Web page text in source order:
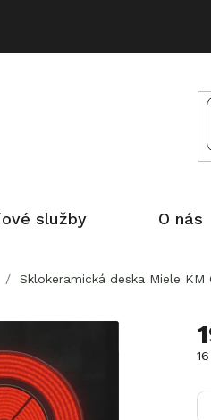
služby O nás
/ Sklokeramická deska Miele